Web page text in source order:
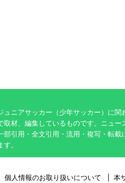
ュニアサッカー（少年サッカー）に
材、編集しているものです。ニュ
引用・全文引用・流用・複写・転
。
個人情報のお取り扱いについて 本